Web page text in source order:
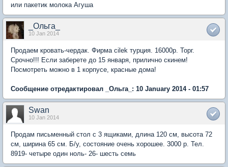
или пакетик молока Агуша
_Ольга_
10 Jan 2014
Продаем кровать-чердак. Фирма cilek турция. 16000р. Торг.
Срочно!!! Если заберете до 15 января, прилично скинем!
Посмотреть можно в 1 корпусе, красные дома!
Сообщение отредактировал _Ольга_: 10 January 2014 - 01:57
Swan
10 Jan 2014
Продам письменный стол с 3 ящиками, длина 120 см, высота 72
см, ширина 65 см. Б/у, состояние очень хорошее. 3000 р. Тел.
8919- четыре один ноль- 26- шесть семь